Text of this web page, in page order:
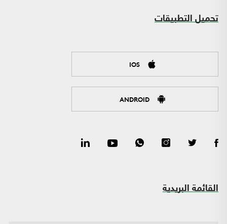
تحميل التطبيقات
IOS
ANDROID
القائمة البريدية